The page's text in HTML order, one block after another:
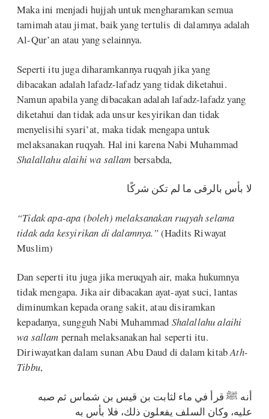
Maka ini menjadi hujjah untuk mengharamkan semua
tamimah atau jimat, baik yang tertulis di dalamnya adalah
Al-Qur’an atau yang selainnya.
Seperti itu juga diharamkannya ruqyah jika yang
dibacakan adalah lafadz-lafadz yang tidak diketahui.
Namun apabila yang dibacakan adalah lafadz-lafadz yang
diketahui dan tidak ada unsur kesyirikan dan tidak
menyelisihi syari’at, maka tidak mengapa untuk
melaksanakan ruqyah. Hal ini karena Nabi Muhammad
Shalallahu alaihi wa sallam bersabda,
لا بأس بالرقى ما لم تكن شركًا
“Tidak apa-apa (boleh) melaksanakan ruqyah selama
tidak ada kesyirikan di dalamnya.”(Hadits Riwayat
Muslim)
Dan seperti itu juga jika meruqyah air, maka hukumnya
tidak mengapa. Jika air dibacakan ayat-ayat suci, lantas
diminumkan kepada orang sakit, atau disiramkan
kepadanya, sungguh Nabi Muhammad Shalallahu alaihi
wa sallam pernah melaksanakan hal seperti itu.
Diriwayatkan dalam sunan Abu Daud di dalam kitabAth-
Tibbu,
أنه ﷺ قرأ في ماء لثابت بن قيس بن شماس ثم صبه
عليه، وكان السلف يفعلون ذلك، فلا بأس به